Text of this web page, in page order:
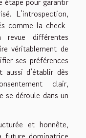
L’introspection,
comme la check-
différentes
véritablement de
ses préférences
aussi d’établir dès
clair,
se déroule dans un
et honnête,